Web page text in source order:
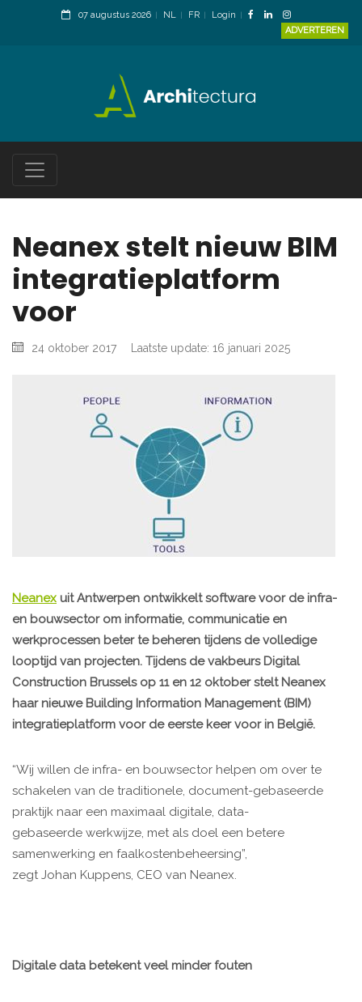
07 augustus 2026 NL FR
Login
ADVERTEREN
Neanex stelt nieuw BIM
integratieplatform
voor
24 oktober 2017 Laatste update: 16 januari 2025
Neanex uit Antwerpen ontwikkelt software voor de infra-
en bouwsector om informatie, communicatie en
werkprocessen beter te beheren tijdens de volledige
looptijd van projecten. Tijdens de vakbeurs Digital
Construction Brussels op 11 en 12 oktober stelt Neanex
haar nieuwe Building Information Management (BIM)
integratieplatform voor de eerste keer voor in België.
“Wij willen de infra- en bouwsector helpen om over te
schakelen van de traditionele, document-gebaseerde
praktijk naar een maximaal digitale, data-
gebaseerde werkwijze, met als doel een betere
samenwerking en faalkostenbeheersing”,
zegt Johan Kuppens, CEO van Neanex.
Digitale data betekent veel minder fouten